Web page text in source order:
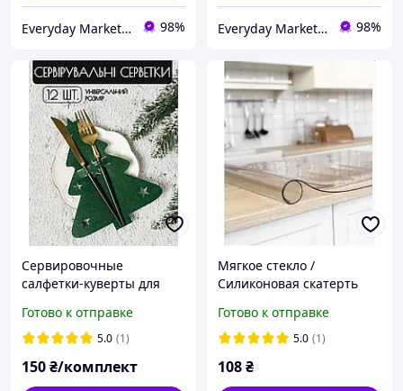
Everyday Market 0965612251 98% Everyday Market 0965612251 98%
Сервировочные
салфетки-куверты для
конверты для столовых
приборов) 12 чехлов
Готово к отправке
5.0 (1)
150₴/комплект
Мягкое стекло /
Силиконовая скатерть
(500 микрон)
Готово к отправке
5.0 (1)
108₴